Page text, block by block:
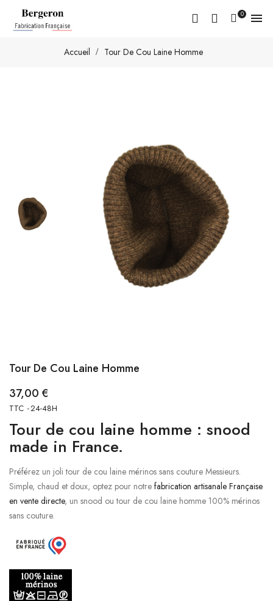
0 
Accueil Tour De Cou Laine Homme
Tour De Cou Laine Homme
37,00 €
TTC 24-48H
Tour de cou laine homme : snood
made in France.
Préférez un joli tour de cou laine mérinos sans couture Messieurs.
Simple, chaud et doux, optez pour notre fabrication artisanale Française
en vente directe, un snood ou tour de cou laine homme 100% mérinos
sans couture.